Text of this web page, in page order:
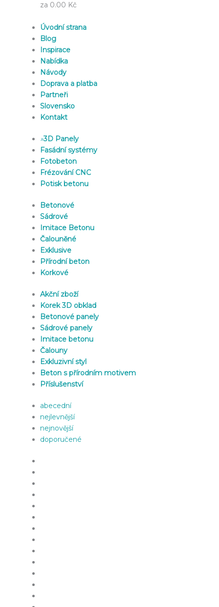
za 0.00 Kč
Úvodní strana
Blog
Inspirace
Nabídka
Návody
Doprava a platba
Partneři
Slovensko
Kontakt
»3D Panely
Fasádní systémy
Fotobeton
Frézování CNC
Potisk betonu
Betonové
Sádrové
Imitace Betonu
Čalouněné
Exklusive
Přírodní beton
Korkové
Akční zboží
Korek 3D obklad
Betonové panely
Sádrové panely
Imitace betonu
Čalouny
Exkluzivní styl
Beton s přírodním motivem
Příslušenství
abecední
nejlevnější
nejnovější
doporučené